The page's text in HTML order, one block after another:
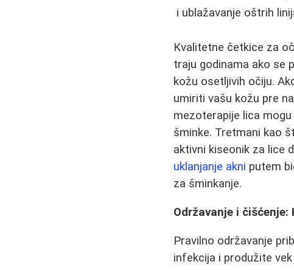
i ublažavanje oštrih
Kvalitetne četkice za
traju godinama ako se
kožu osetljivih očiju.
umiriti vašu kožu pre
mezoterapije lica
šminke. Tretmani kao
aktivni kiseonik za lice
uklanjanje akni putem
za šminkanje.
Održavanje i
Pravilno održavanje
infekcija i produžite